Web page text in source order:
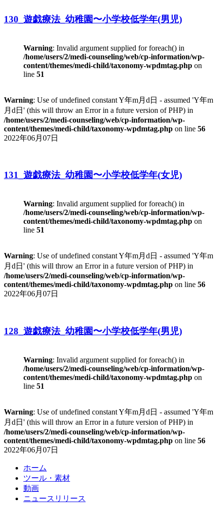
130_遊戯療法_幼稚園〜小学校低学年(男児)
Warning: Invalid argument supplied for foreach() in
/home/users/2/medi-counseling/web/cp-information/wp-
content/themes/medi-child/taxonomy-wpdmtag.php on
line 51
Warning: Use of undefined constant Y年m月d日 - assumed 'Y年m
月d日' (this will throw an Error in a future version of PHP) in
/home/users/2/medi-counseling/web/cp-information/wp-
content/themes/medi-child/taxonomy-wpdmtag.php on line 56
2022年06月07日
131_遊戯療法_幼稚園〜小学校低学年(女児)
Warning: Invalid argument supplied for foreach() in
/home/users/2/medi-counseling/web/cp-information/wp-
content/themes/medi-child/taxonomy-wpdmtag.php on
line 51
Warning: Use of undefined constant Y年m月d日 - assumed 'Y年m
月d日' (this will throw an Error in a future version of PHP) in
/home/users/2/medi-counseling/web/cp-information/wp-
content/themes/medi-child/taxonomy-wpdmtag.php on line 56
2022年06月07日
128_遊戯療法_幼稚園〜小学校低学年(男児)
Warning: Invalid argument supplied for foreach() in
/home/users/2/medi-counseling/web/cp-information/wp-
content/themes/medi-child/taxonomy-wpdmtag.php on
line 51
Warning: Use of undefined constant Y年m月d日 - assumed 'Y年m
月d日' (this will throw an Error in a future version of PHP) in
/home/users/2/medi-counseling/web/cp-information/wp-
content/themes/medi-child/taxonomy-wpdmtag.php on line 56
2022年06月07日
ホーム
ツール・素材
動画
ニュースリリース